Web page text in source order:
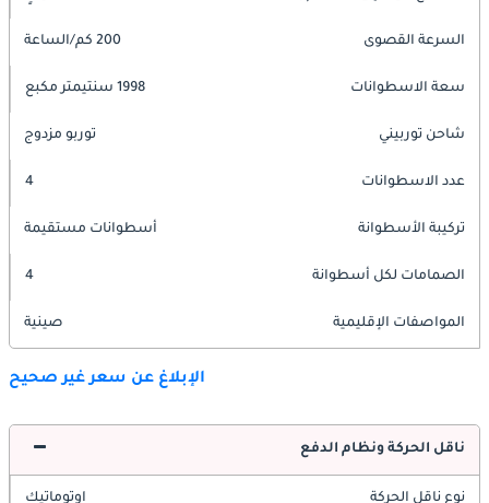
السرعة القصوى 200 كم/الساعة
سعة الاسطوانات 1998 سنتيمتر مكبع
شاحن توربيني توربو مزدوج
عدد الاسطوانات 4
تركيبة الأسطوانة أسطوانات مستقيمة
الصمامات لكل أسطوانة 4
المواصفات الإقليمية صينية
الإبلاغ عن سعر غير صحيح
ناقل الحركة ونظام الدفع
نوع ناقل الحركة اوتوماتيك